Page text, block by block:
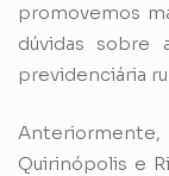
promovemos
dúvidas sobre
previdenciária
Quirinópolis e